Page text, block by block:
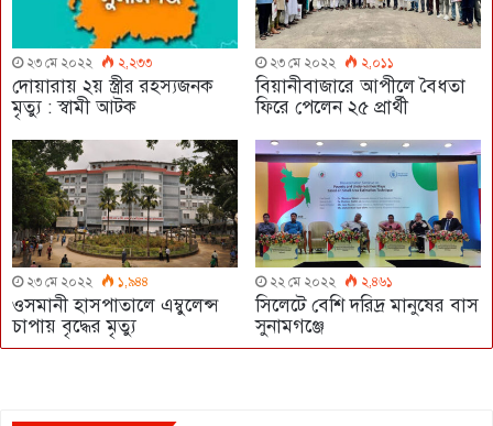
২৩ মে ২০২২ ২,২৩৩
দোয়ারায় ২য় স্ত্রীর রহস্যজনক
মৃত্যু : স্বামী আটক
২৩ মে ২০২২ ২,০১১
বিয়ানীবাজারে আপীলে বৈধতা
ফিরে পেলেন ২৫ প্রার্থী
২৩ মে ২০২২ ১,৯৪৪
ওসমানী হাসপাতালে এম্বুলেন্স
চাপায় বৃদ্ধের মৃত্যু
২২ মে ২০২২ ২,৪৬১
সিলেটে বেশি দরিদ্র মানুষের বাস
সুনামগঞ্জে